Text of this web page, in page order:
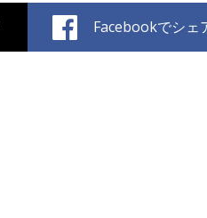
Facebookでシェ